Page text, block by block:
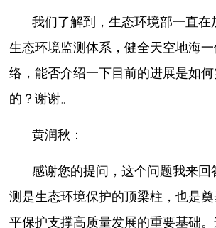
我们了解到，生态环境部一直在
生态环境监测体系，健全天空地海
络，能否介绍一下目前的进展是如
的？谢谢。
黄润秋：
感谢您的提问，这个问题我来回
测是生态环境保护的顶梁柱，也是
平保护支撑高质量发展的重要基础